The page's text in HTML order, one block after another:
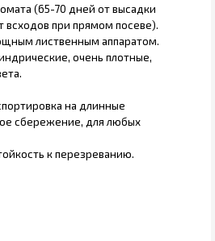
(65-70 дней от высадки
всходов при прямом посеве).
лиственным аппаратом.
очень плотные,
на длинные
сбережение, для любых
к перезреванию.